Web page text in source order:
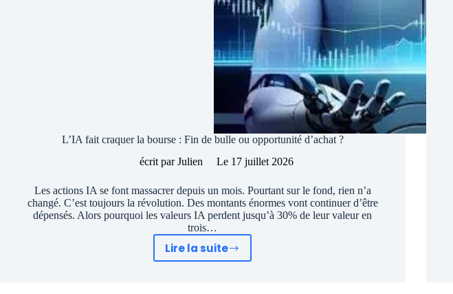
L’IA fait craquer la bourse : Fin de bulle ou opportunité d’achat ?
écrit par Julien Le 17 juillet 2026
Les actions IA se font massacrer depuis un mois. Pourtant sur le fond, rien n’a
changé. C’est toujours la révolution. Des montants énormes vont continuer d’être
dépensés. Alors pourquoi les valeurs IA perdent jusqu’à 30% de leur valeur en
trois…
Lire la suite
L’IA